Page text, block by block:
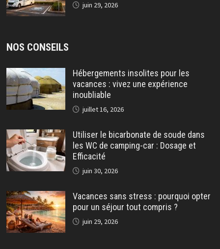
juin 29, 2026
NOS CONSEILS
Hébergements insolites pour les
vacances : vivez une expérience
inoubliable
juillet 16, 2026
Utiliser le bicarbonate de soude dans
les WC de camping-car : Dosage et
Efficacité
juin 30, 2026
Vacances sans stress : pourquoi opter
pour un séjour tout compris ?
juin 29, 2026